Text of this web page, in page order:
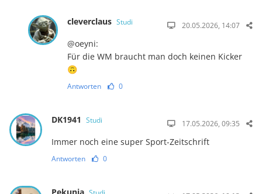
cleverclaus Studi 20.05.2026, 14:07
@oeyni:
Für die WM braucht man doch keinen Kicker
🙃
Antworten 0
DK1941 Studi 17.05.2026, 09:35
Immer noch eine super Sport-Zeitschrift
Antworten 0